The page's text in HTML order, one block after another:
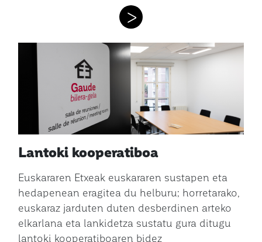
>
Lantoki kooperatiboa
Euskararen Etxeak euskararen sustapen eta
hedapenean eragitea du helburu; horretarako,
euskaraz jarduten duten desberdinen arteko
elkarlana eta lankidetza sustatu gura ditugu
lantoki kooperatiboaren bidez